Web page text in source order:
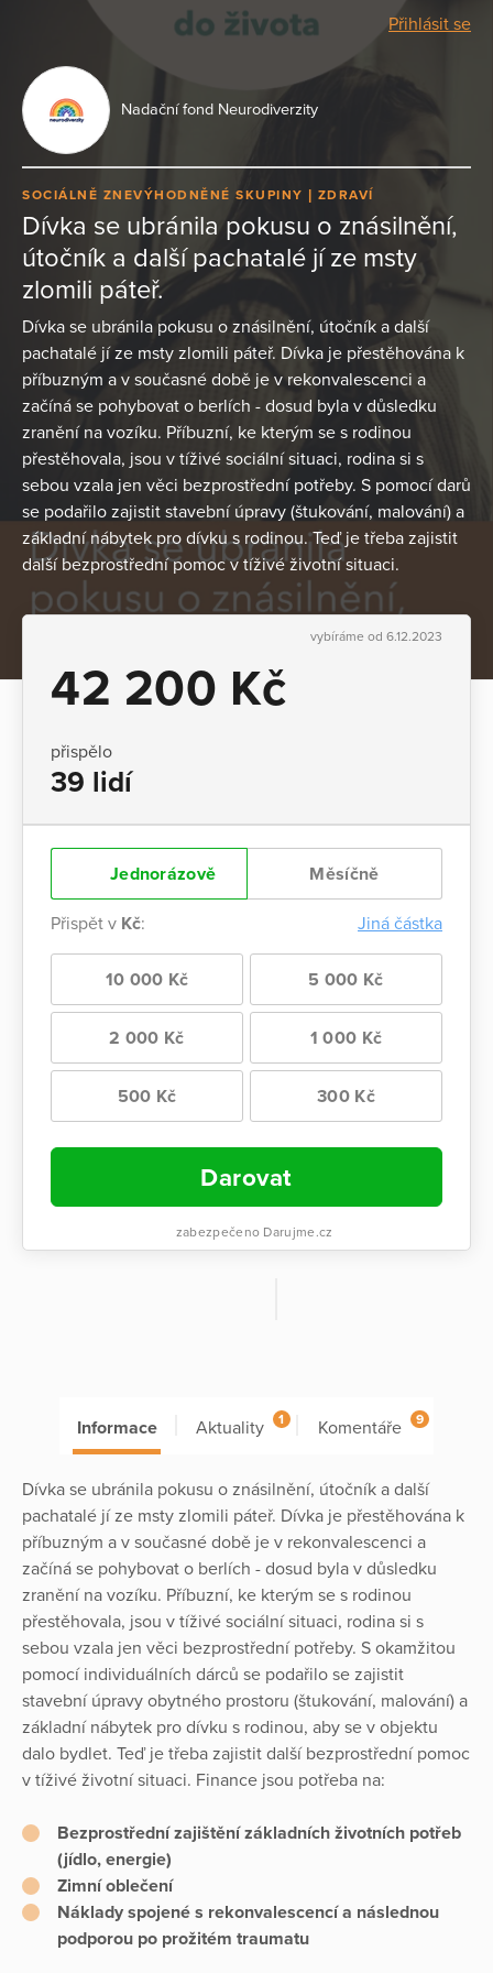
Přihlásit se
Nadační fond Neurodiverzity
SOCIÁLNĚ ZNEVÝHODNĚNÉ SKUPINY ZDRAVÍ
Dívka se ubránila pokusu o znásilnění,
útočník a další pachatalé jí ze msty
zlomili páteř.
Dívka se ubránila pokusu o znásilnění, útočník a další
pachatalé jí ze msty zlomili páteř. Dívka je přestěhována k
příbuzným a v současné době je v rekonvalescenci a
začíná se pohybovat o berlích - dosud byla v důsledku
zranění na vozíku. Příbuzní, ke kterým se s rodinou
přestěhovala, jsou v tíživé sociální situaci, rodina si s
sebou vzala jen věci bezprostřední potřeby. S pomocí darů
se podařilo zajistit stavební úpravy (štukování, malování) a
základní nábytek pro dívku s rodinou. Teď je třeba zajistit
další bezprostřední pomoc v tíživé životní situaci.
vybíráme od 6.12.2023
42 200 Kč
přispělo
39 lidí
Jednorázově Měsíčně
Přispět v Kč: Jiná částka
10 000 Kč 5 000 Kč
2 000 Kč 1 000 Kč
500 Kč 300 Kč
Darovat
zabezpečeno Darujme.cz
Informace Aktuality 1 Komentáře 9
Dívka se ubránila pokusu o znásilnění, útočník a další
pachatalé jí ze msty zlomili páteř. Dívka je přestěhována k
příbuzným a v současné době je v rekonvalescenci a
začíná se pohybovat o berlích - dosud byla v důsledku
zranění na vozíku. Příbuzní, ke kterým se s rodinou
přestěhovala, jsou v tíživé sociální situaci, rodina si s
sebou vzala jen věci bezprostřední potřeby. S okamžitou
pomocí individuálních dárců se podařilo se zajistit
stavební úpravy obytného prostoru (štukování, malování) a
základní nábytek pro dívku s rodinou, aby se v objektu
dalo bydlet. Teď je třeba zajistit další bezprostřední pomoc
v tíživé životní situaci. Finance jsou potřeba na:
Bezprostřední zajištění základních životních potřeb
(jídlo, energie)
Zimní oblečení
Náklady spojené s rekonvalescencí a následnou
podporou po prožitém traumatu